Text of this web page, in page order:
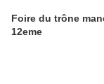
Foire du trône
12eme